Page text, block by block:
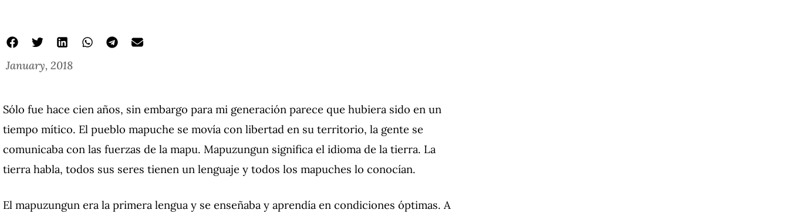
January, 2018
Sólo fue hace cien años, sin embargo para mi generación parece que hubiera sido en un
tiempo mítico. El pueblo mapuche se movía con libertad en su territorio, la gente se
comunicaba con las fuerzas de la mapu. Mapuzungun significa el idioma de la tierra. La
tierra habla, todos sus seres tienen un lenguaje y todos los mapuches lo conocían.
El mapuzungun era la primera lengua y se enseñaba y aprendía en condiciones óptimas. A